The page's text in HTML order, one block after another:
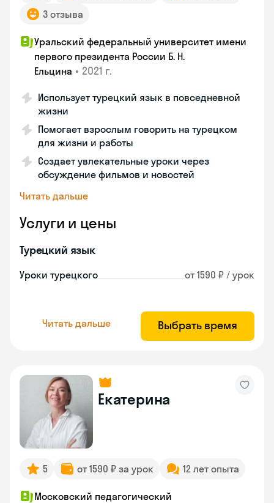
3 отзыва
Уральский федеральный университет имени
первого президента России Б. Н.
Ельцина • 2021 г.
Использует турецкий язык в повседневной
жизни
Помогает взрослым говорить на турецком
для жизни и работы
Создает увлекательные уроки через
обсуждение фильмов и новостей
Читать дальше
Услуги и цены
Турецкий язык
Уроки турецкого от 1590 ₽ / урок
Читать дальше Выбрать время
Екатерина
5 от 1590 ₽ за урок 12 лет опыта
Московский педагогический